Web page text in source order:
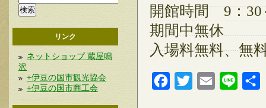
リンク
ネットショップ 蔵屋鳴
沢
+伊豆の国市観光協会
+伊豆の国市商工会
開館時間 9：30
期間中無休
入場料無料、無
FacebookTwitter Email Line